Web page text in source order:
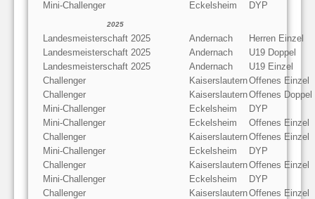
Mini-Challenger Eckelsheim DYP
2025
Landesmeisterschaft 2025 Andernach
Herren Einzel
Landesmeisterschaft 2025
Andernach
U19 Doppel
Landesmeisterschaft 2025
Andernach
U19 Einzel
Challenger
KaiserslauternOffenes Einzel
Challenger
KaiserslauternOffenes Doppel
Mini-Challenger
Eckelsheim
DYP
Mini-Challenger
Eckelsheim
Offenes Einzel
Challenger
KaiserslauternOffenes Einzel
Mini-Challenger
Eckelsheim
DYP
Challenger
KaiserslauternOffenes Einzel
Mini-Challenger
Eckelsheim
DYP
Challenger
KaiserslauternOffenes Einzel